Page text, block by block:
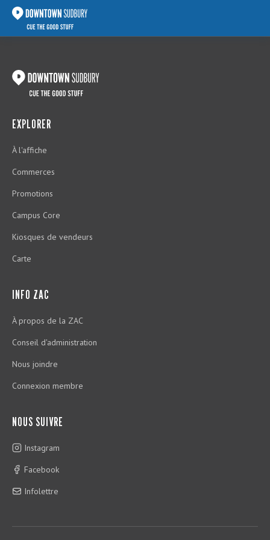
EXPLORER
À l'affiche
Commerces
Promotions
Campus Core
Kiosques de vendeurs
Carte
INFO ZAC
À propos de la ZAC
Conseil d'administration
Nous joindre
Connexion membre
NOUS SUIVRE
Instagram
Facebook
Infolettre